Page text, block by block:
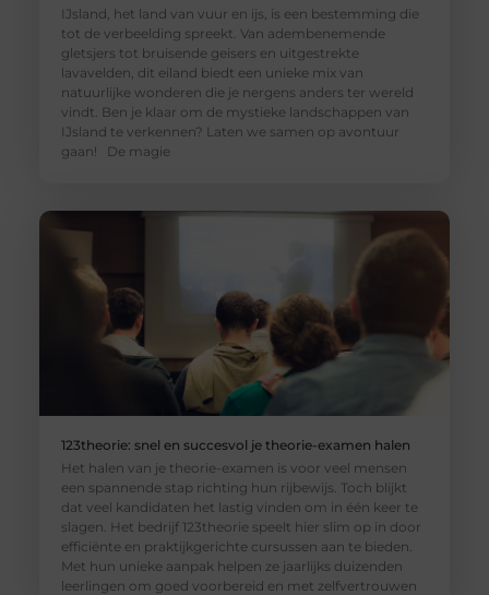
IJsland, het land van vuur en ijs, is een bestemming die
tot de verbeelding spreekt. Van adembenemende
gletsjers tot bruisende geisers en uitgestrekte
lavavelden, dit eiland biedt een unieke mix van
natuurlijke wonderen die je nergens anders ter wereld
vindt. Ben je klaar om de mystieke landschappen van
IJsland te verkennen? Laten we samen op avontuur
gaan! De magie
123theorie: snel en succesvol je theorie-examen halen
Het halen van je theorie-examen is voor veel mensen
een spannende stap richting hun rijbewijs. Toch blijkt
dat veel kandidaten het lastig vinden om in één keer te
slagen. Het bedrijf 123theorie speelt hier slim op in door
efficiënte en praktijkgerichte cursussen aan te bieden.
Met hun unieke aanpak helpen ze jaarlijks duizenden
leerlingen om goed voorbereid en met zelfvertrouwen